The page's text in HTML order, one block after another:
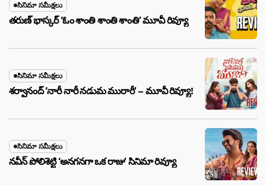
సినిమా సమీక్షలు
తరుణ్ భాస్కర్ ‘ఓం శాంతి శాంతి శాంతి’ మూవీ రివ్యూ
సినిమా సమీక్షలు
శర్వానంద్ ‘నారీ నారీ నడుమ మురారీ’ – మూవీ రివ్యూ!
సినిమా సమీక్షలు
నవీన్ పోలిశెట్టి ‘అనగనగా ఒక రాజు’ సినిమా రివ్యూ